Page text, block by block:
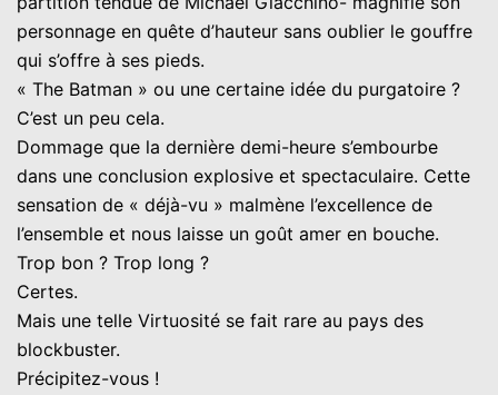
personnage en quête d’hauteur sans oublier le gouffre
qui s’offre à ses pieds.
« The Batman » ou une certaine idée du purgatoire ?
C’est un peu cela.
Dommage que la dernière demi-heure s’embourbe
dans une conclusion explosive et spectaculaire. Cette
sensation de « déjà-vu » malmène l’excellence de
l’ensemble et nous laisse un goût amer en bouche.
Trop bon ? Trop long ?
Certes.
Mais une telle Virtuosité se fait rare au pays des
blockbuster.
Précipitez-vous !